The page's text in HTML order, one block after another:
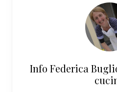
Info Federica